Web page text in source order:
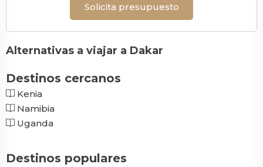
Solicita presupuesto
Alternativas a viajar a Dakar
Destinos cercanos
Kenia
Namibia
Uganda
Destinos populares